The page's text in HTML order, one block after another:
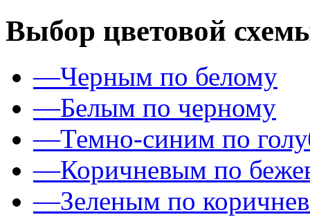
Выбор цветовой
—Черным по белому
—Белым по черному
—Темно-синим по
—Коричневым по
—Зеленым по